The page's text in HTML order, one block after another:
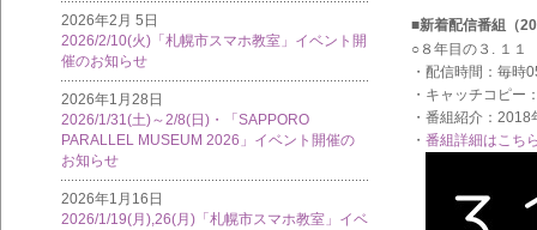
2026年2月 5日
2026/2/10(火)「札幌市スマホ教室」イベント開
催のお知らせ
2026年1月28日
2026/1/31(土)～2/8(日)・「SAPPORO
PARALLEL MUSEUM 2026」イベント開催の
お知らせ
2026年1月16日
2026/1/19(月),26(月)「札幌市スマホ教室」イベ
■新着配信番組（
○８年目の３. １１
・配信時間：毎時
・キャッチコピ
・番組紹介：
・ 番組詳細はこち